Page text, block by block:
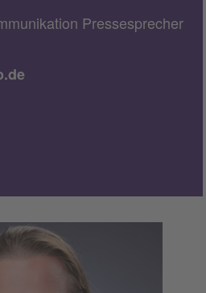
Pressesprecher